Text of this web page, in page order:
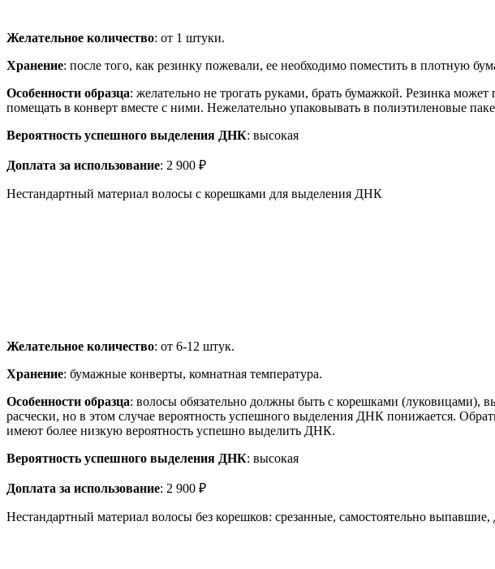
Желательное количество: от 1 штуки.
Хранение: после того, как резинку пожевали, ее необходимо поместить в плотную
Особенности образца: желательно не трогать руками, брать бумажкой. Резинка
помещать в конверт вместе с ними. Нежелательно упаковывать в полиэтиленовые
Вероятность успешного выделения ДНК: высокая
Доплата за использование: 2 900 ₽
Нестандартный материал волосы с корешками для выделения ДНК
Желательное количество: от 6-12 штук.
Хранение: бумажные конверты, комнатная температура.
Особенности образца: волосы обязательно должны быть с корешками (луковицами),
расчески, но в этом случае вероятность успешного выделения ДНК понижается.
имеют более низкую вероятность успешно выделить ДНК.
Вероятность успешного выделения ДНК: высокая
Доплата за использование: 2 900 ₽
Нестандартный материал волосы без корешков: срезанные, самостоятельно